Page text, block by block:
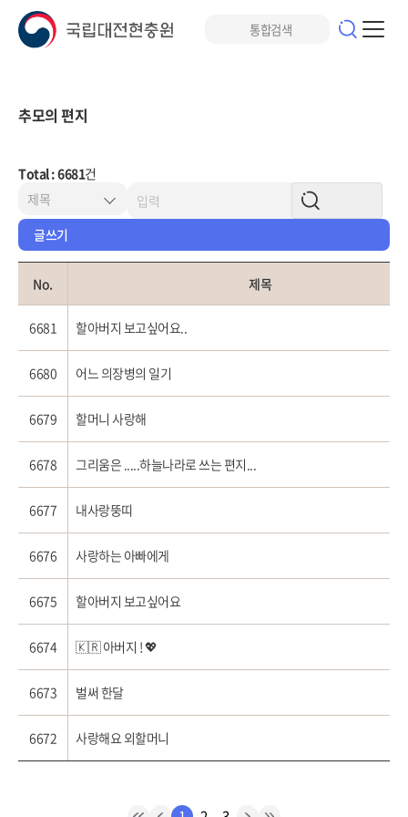
추모의 편지
Total : 6681건
글쓰기
No. 제목
6681 할아버지 보고싶어요..
6680 어느 의장병의 일기
6679 할머니 사랑해
6678 그리움은 .....하늘나라로 쓰는 편지...
6677 내사랑뚱띠
6676 사랑하는 아빠에게
6675 할아버지 보고싶어요
6674 🇰🇷 아버지 ! 💖
6673 벌써 한달
6672 사랑해요 외할머니